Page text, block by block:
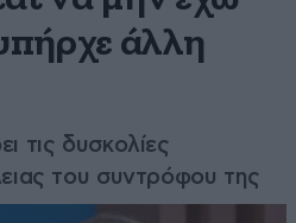
άλλη
τις δυσκολίες
του συντρόφου της